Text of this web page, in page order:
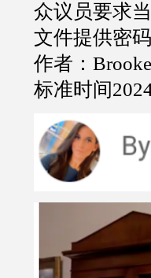
众议员要求
文件提供密码
作者：
标准时间